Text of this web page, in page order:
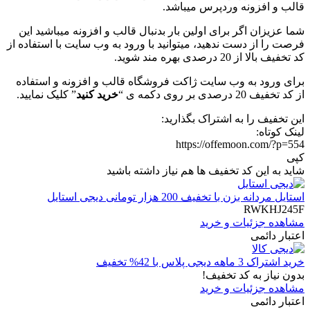
قالب و افزونه وردپرس میباشد.
شما عزیزان اگر برای اولین بار بدنبال قالب و افزونه میباشید این
فرصت را از دست ندهید، میتوانید با ورود به وب سایت با استفاده از
کد تخفیف بالا از 20 درصدی بهره مند شوید.
برای ورود به وب سایت ژاکت فروشگاه قالب و افزونه و استفاده
از کد تخفیف 20 درصدی بر روی دکمه ی “
خرید کنید” کلیک نمایید.
این تخفیف را به اشتراک بگذارید:
لینک کوتاه:
https://offemoon.com/?p=554
کپی
شاید به این کد تخفیف ها هم نیاز داشته باشید
استایل مردانه بزن با تخفیف 200 هزار تومانی دیجی استایل
RWKHJ245F
مشاهده جزئیات و خرید
اعتبار دائمی
خرید اشتراک 3 ماهه دیجی پلاس با 42% تخفیف
بدون نیاز به کد تخفیف!
مشاهده جزئیات و خرید
اعتبار دائمی